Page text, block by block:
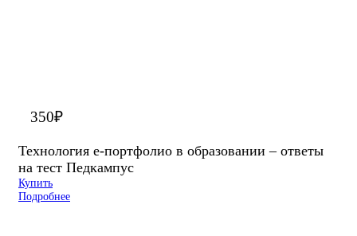
350₽
Технология e-портфолио в образовании – ответы
на тест Педкампус
Купить
Подробнее